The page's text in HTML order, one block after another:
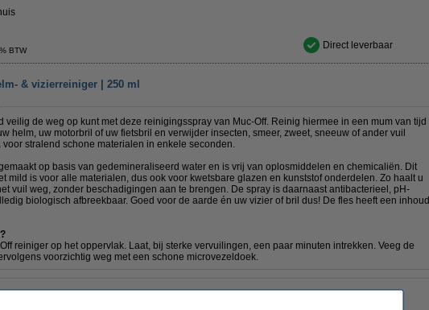
BTW Direct leverbaar
& vizierreiniger | 250 ml
veilig de weg op kunt met deze reinigingsspray van Muc-Off. Reinig hiermee in een mum van tijd
helm, uw motorbril of uw fietsbril en verwijder insecten, smeer, zweet, sneeuw of ander vuil
voor stralend schone materialen in enkele seconden.
op basis van gedemineraliseerd water en is vrij van oplosmiddelen en chemicaliën. Dit
mild is voor alle materialen, dus ook voor kwetsbare glazen en kunststof onderdelen. Zo haalt u
vuil weg, zonder beschadigingen aan te brengen. De spray is daarnaast antibacterieel, pH-
biologisch afbreekbaar. Goed voor de aarde én uw vizier of bril dus! De fles heeft een inhoud
reiniger op het oppervlak. Laat, bij sterke vervuilingen, een paar minuten intrekken. Veeg de
voorzichtig weg met een schone microvezeldoek.
Off Geschikt voor: Motor & fiets